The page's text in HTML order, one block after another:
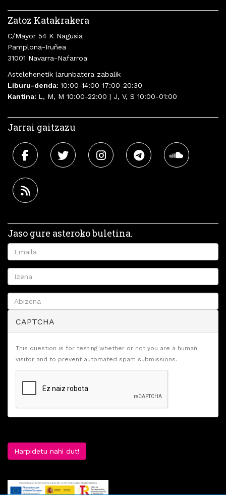
Zatoz Katakrakera
C/Mayor 54 K Nagusia
Pamplona-Iruñea
31001 Navarra-Nafarroa
Astelehenetik larunbatera zabalik
Liburu-denda: 10:00-14:00 17:00-20:30
Kantina: L, M, M 10:00-22:00 | J, V, S 10:00-01:00
Jarrai gaitzazu
Jaso gure asteroko buletina.
CAPTCHA
This question is for testing whether or not you are a human
visitor and to prevent automated spam submissions.
Harpidetu nahi dut!